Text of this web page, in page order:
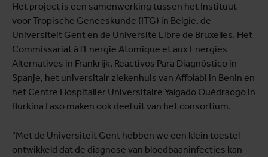
Het project is een samenwerking tussen het Instituut
voor Tropische Geneeskunde (ITG) in België, de
Universiteit Gent en de Université Libre de Bruxelles. Het
Commissariat à l'Energie Atomique et aux Energies
Alternatives in Frankrijk, Reactivos Para Diagnóstico in
Spanje, het universitair ziekenhuis van Affolabi in Benin en
het Centre Hospitalier Universitaire Yalgado Ouédraogo in
Burkina Faso maken ook deel uit van het consortium.
"Met de Universiteit Gent hebben we een klein toestel
ontwikkeld dat de diagnose van bloedbaaninfecties kan